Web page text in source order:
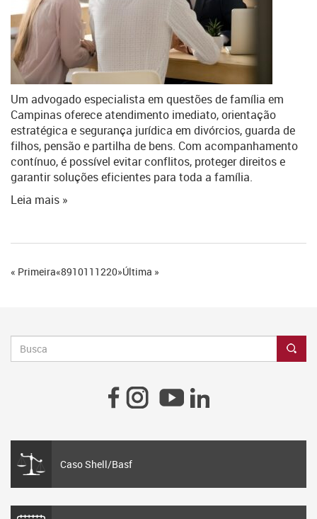
Um advogado especialista em questões de família em
Campinas oferece atendimento imediato, orientação
estratégica e segurança jurídica em divórcios, guarda de
filhos, pensão e partilha de bens. Com acompanhamento
contínuo, é possível evitar conflitos, proteger direitos e
garantir soluções eficientes para toda a família.
Leia mais »
« Primeira«891011 1220»Última »
Caso Shell/Basf